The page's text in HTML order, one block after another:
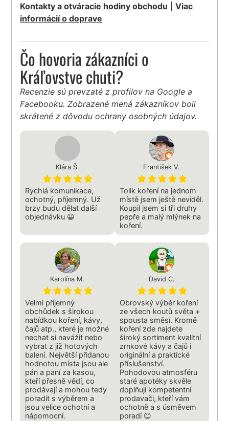
Kontakty a otváracie hodiny obchodu |Viac
informácií o doprave
Čo hovoria zákazníci o
Kráľovstve chuti?
Recenzie sú prevzaté z profilov na Google a
Facebooku. Zobrazené mená zákazníkov boli
skrátené z dôvodu ochrany osobných údajov.
Klára Š.
Rychlá komunikace,
ochotný, příjemný. Už
brzy budu dělat další
objednávku 😀
František V.
Tolik koření na jednom
místě jsem ještě neviděl.
Koupil jsem si tři druhy
pepře a malý mlýnek na
koření.
Karolína M.
Velmi příjemný
obchůdek s širokou
nabídkou koření, kávy,
čajů atp., které je možné
nechat si navážit nebo
vybrat z již hotových
balení. Největší přidanou
hodnotou místa jsou ale
pán a paní za kasou,
kteří přesně vědí, co
prodávají a mohou tedy
poradit s výběrem a
jsou velice ochotní a
nápomocní.
David C.
Obrovský výběr koření
ze všech koutů světa +
spousta směsí. Kromě
koření zde najdete
široký sortiment kvalitní
zrnkové kávy a čajů i
originální a praktické
příslušenství.
Pohodovou atmosféru
staré apotéky skvěle
doplňují kompetentní
prodavači, kteří vám
ochotně a s úsměvem
poradí 😊